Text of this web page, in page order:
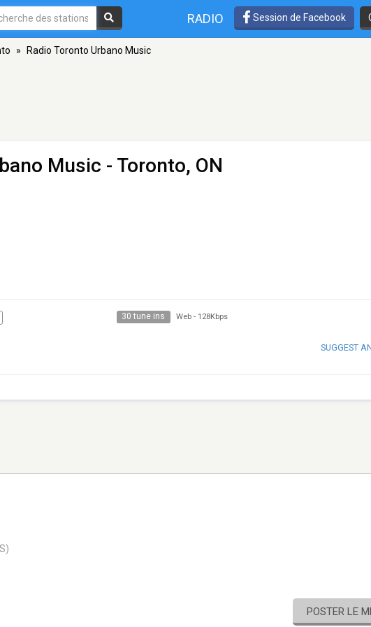
RADIO Session de Facebook
» Radio Toronto Urbano Music
Music - Toronto, ON
30 tune ins Web - 128Kbps
SUGGEST
POSTER LE